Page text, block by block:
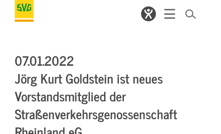
07.01.2022
Jörg Kurt Goldstein ist neues
Vorstandsmitglied der
Straßenverkehrsgenossenschaft